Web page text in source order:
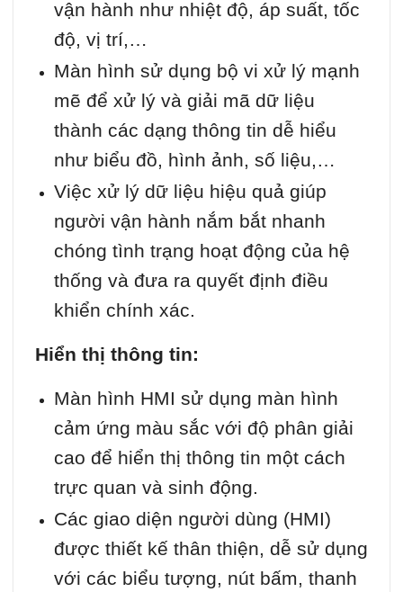
vận hành như nhiệt độ, áp suất, tốc
độ, vị trí,…
Màn hình sử dụng bộ vi xử lý mạnh
mẽ để xử lý và giải mã dữ liệu
thành các dạng thông tin dễ hiểu
như biểu đồ, hình ảnh, số liệu,…
Việc xử lý dữ liệu hiệu quả giúp
người vận hành nắm bắt nhanh
chóng tình trạng hoạt động của hệ
thống và đưa ra quyết định điều
khiển chính xác.
Hiển thị thông tin:
Màn hình HMI sử dụng màn hình
cảm ứng màu sắc với độ phân giải
cao để hiển thị thông tin một cách
trực quan và sinh động.
Các giao diện người dùng (HMI)
được thiết kế thân thiện, dễ sử dụng
với các biểu tượng, nút bấm, thanh